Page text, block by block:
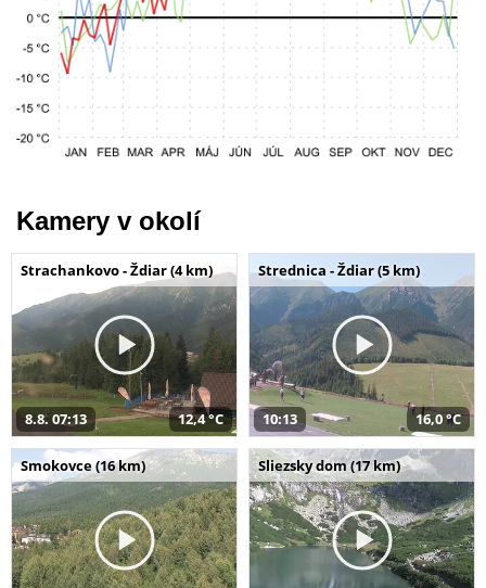
Kamery v okolí
Strachankovo - Ždiar (4 km)
8.8. 07:13 12,4 °C
Strednica - Ždiar (5 km)
10:13 16,0 °C
Smokovce (16 km) Sliezsky dom (17 km)